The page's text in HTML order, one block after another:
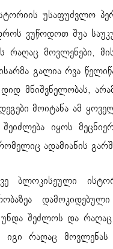
უსაფუძვლო
ვუწოდოთ შუა
მოვლენები,
გალია რვა
მნიშვნელობას,
მოიტანა ამ
იყოს
ადამიანის
ბლოკისეული
შეძლოს და
რაღაც მოვლენას